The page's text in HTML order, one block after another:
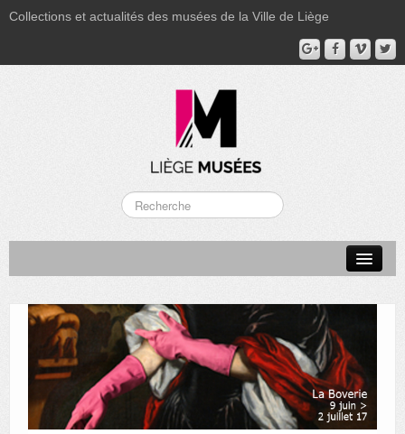
Collections et actualités des musées de la Ville de Liège
MUSÉE GRÉTRY
MUSÉE DU LUMINAIRE
FONDS PATRIMONIAUX